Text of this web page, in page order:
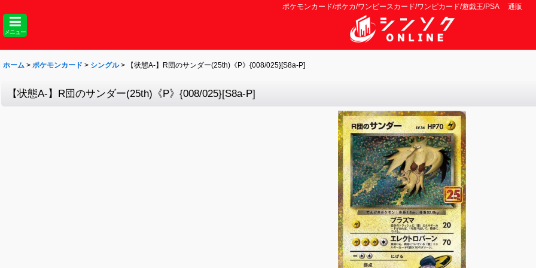
ポケモンカード/ポケカ/ワンピースカード/ワンピカード/遊戯王/PSA 通販
メニュー
ホーム > ポケモンカード > シングル > 【状態A-】R団のサンダー(25th)《P》{008/025}[S8a-P]
【状態A-】R団のサンダー(25th)《P》{008/025}[S8a-P]